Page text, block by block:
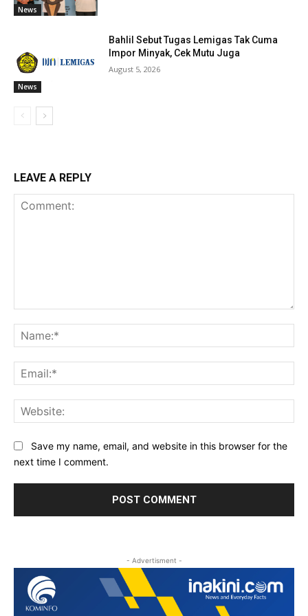
News
News
Bahlil Sebut Tugas Lemigas Tak Cuma
Impor Minyak, Cek Mutu Juga
August 5, 2026
LEAVE A REPLY
Save my name, email, and website in this browser for the
next time I comment.
- Advertisment -